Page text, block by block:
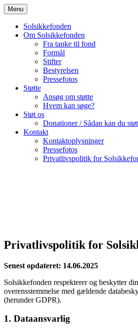
Skip
to
content
Menu
Solsikkefonden
Om Solsikkefonden
Fra tanke til fond
Formål
Stifter
Bestyrelsen
Pressefotos
Støtte
Ansøg om støtte
Hvem kan søge?
Støt os
Donationer / Sådan kan du
Kontakt
Kontaktoplysninger
Pressefotos
Privatlivspolitik for
Privatlivspolitik for
Senest opdateret: 14.06.2025
Solsikkefonden respekterer og beskytter
overensstemmelse med gældende
(herunder GDPR).
1. Dataansvarlig